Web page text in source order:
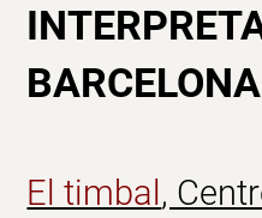
BARCELONA
El timbal ,